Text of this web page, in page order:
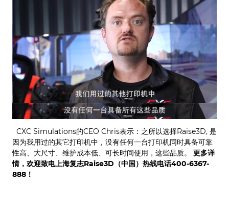
CXC Simulations的CEO Chris表示：之所以选择Raise3D, 是
因为我用过的其它打印机中，没有任何一台打印机同时具备可靠
性高、大尺寸、维护成本低、可长时间使用，这些品质。
更多详
情，欢迎致电上海复志Raise3D（中国）热线电话400-6367-
888！